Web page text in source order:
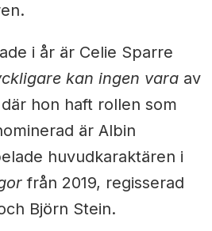
i år är Celie Sparre
kan ingen varaav
hon haft rollen som
är Albin
huvudkaraktären i
från 2019, regisserad
Björn Stein.